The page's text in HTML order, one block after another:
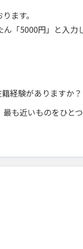
ます。
「5000円」と入力
経験がありますか？
も近いものをひとつ